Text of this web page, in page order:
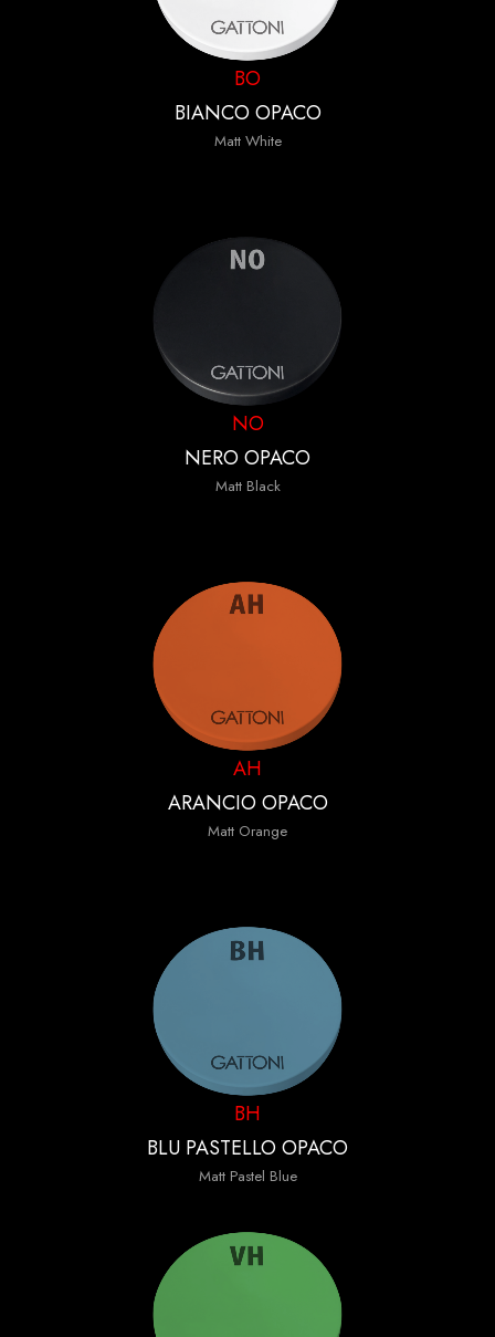
BO
BIANCO OPACO
Matt White
NO
NERO OPACO
Matt Black
AH
ARANCIO OPACO
Matt Orange
BH
BLU PASTELLO OPACO
Matt Pastel Blue